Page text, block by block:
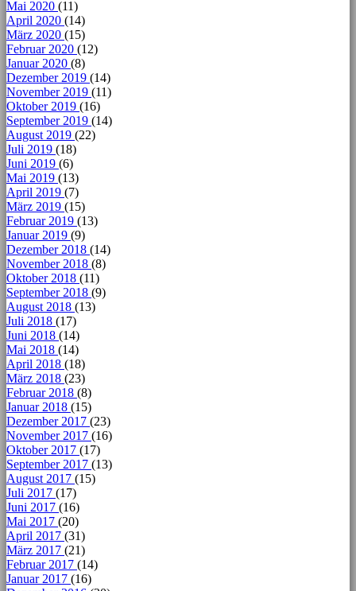
Mai 2020 (11)
April 2020 (14)
März 2020 (15)
Februar 2020 (12)
Januar 2020 (8)
Dezember 2019 (14)
November 2019 (11)
Oktober 2019 (16)
September 2019 (14)
August 2019 (22)
Juli 2019 (18)
Juni 2019 (6)
Mai 2019 (13)
April 2019 (7)
März 2019 (15)
Februar 2019 (13)
Januar 2019 (9)
Dezember 2018 (14)
November 2018 (8)
Oktober 2018 (11)
September 2018 (9)
August 2018 (13)
Juli 2018 (17)
Juni 2018 (14)
Mai 2018 (14)
April 2018 (18)
März 2018 (23)
Februar 2018 (8)
Januar 2018 (15)
Dezember 2017 (23)
November 2017 (16)
Oktober 2017 (17)
September 2017 (13)
August 2017 (15)
Juli 2017 (17)
Juni 2017 (16)
Mai 2017 (20)
April 2017 (31)
März 2017 (21)
Februar 2017 (14)
Januar 2017 (16)